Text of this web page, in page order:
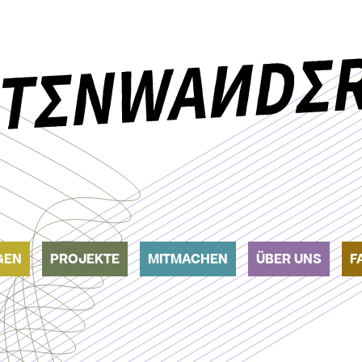
PROJEKTE MITMACHEN ÜBER UNS